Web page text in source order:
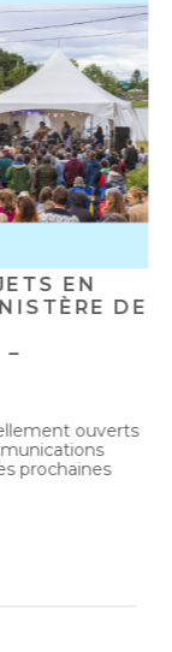
EN
DE
ouverts
prochaines